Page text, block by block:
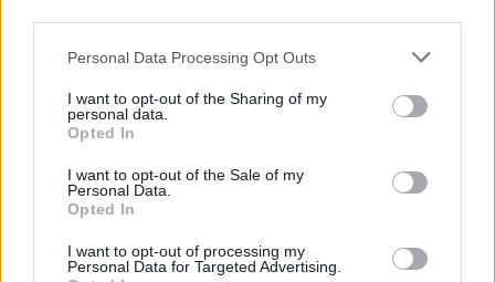
Personal Data Processing Opt Outs
I want to opt-out of the Sharing of my
personal data.
Opted In
I want to opt-out of the Sale of my
Personal Data.
Opted In
I want to opt-out of processing my
Personal Data for Targeted Advertising.
Esim for Global
Esim for USA| Esim for Italy| Esim for Spain|Esim
for Turkey|Esim for Germany|Esim for Greece|